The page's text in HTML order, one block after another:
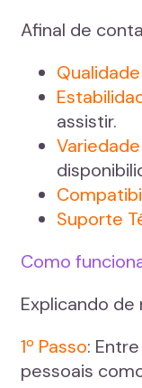
Afinal de
assistir.
Suporte
Como
Explicando
1º Passo:
pessoais